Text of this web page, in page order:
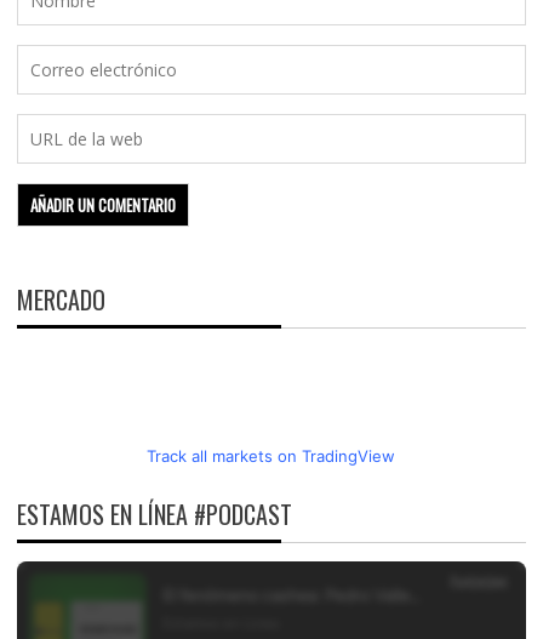
MERCADO
Track all markets on TradingView
ESTAMOS EN LÍNEA #PODCAST